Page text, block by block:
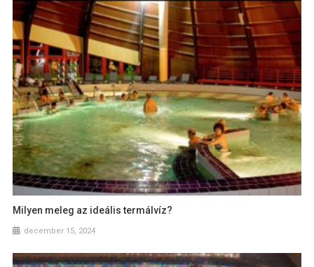
Milyen meleg az ideális termálvíz?
december 15, 2024